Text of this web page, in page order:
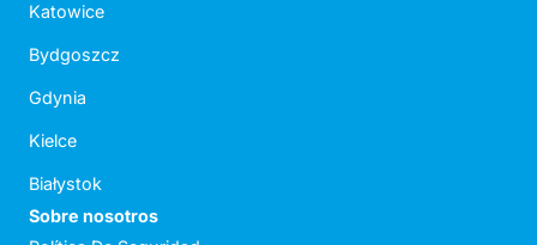
Katowice
Bydgoszcz
Gdynia
Kielce
Białystok
Sobre nosotros